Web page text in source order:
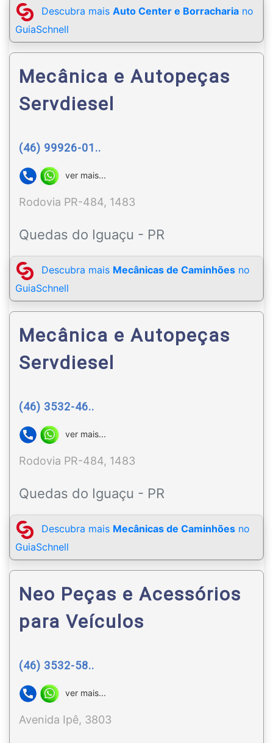
Descubra mais Auto Center e Borracharia no
GuiaSchnell
Mecânica e Autopeças
Servdiesel
(46) 99926-01..
ver mais...
Rodovia PR-484, 1483
Quedas do Iguaçu - PR
Descubra mais Mecânicas de Caminhões no
GuiaSchnell
Mecânica e Autopeças
Servdiesel
(46) 3532-46..
ver mais...
Rodovia PR-484, 1483
Quedas do Iguaçu - PR
Descubra mais Mecânicas de Caminhões no
GuiaSchnell
Neo Peças e Acessórios
para Veículos
(46) 3532-58..
ver mais...
Avenida Ipê, 3803